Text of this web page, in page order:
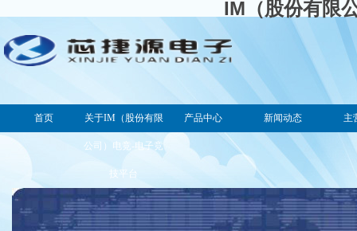
IM（股份有限
首页 关于IM（股份有限
公司）电竞-电子竞
技平台
产品中心 新闻动态 主